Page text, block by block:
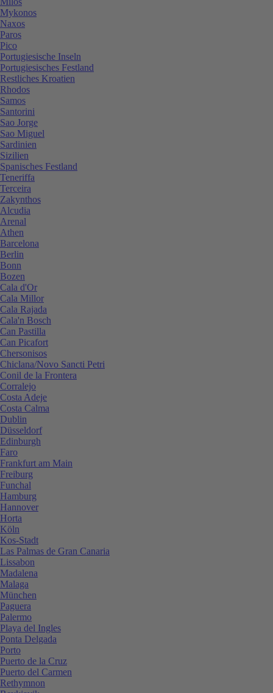
Mykonos
Naxos
Paros
Pico
Portugiesische Inseln
Portugiesisches Festland
Restliches Kroatien
Rhodos
Samos
Santorini
Sao Jorge
Sao Miguel
Sardinien
Sizilien
Spanisches Festland
Teneriffa
Terceira
Zakynthos
Alcudia
Arenal
Athen
Barcelona
Berlin
Bonn
Bozen
Cala d'Or
Cala Millor
Cala Rajada
Cala'n Bosch
Can Pastilla
Can Picafort
Chersonisos
Chiclana/Novo Sancti Petri
Conil de la Frontera
Corralejo
Costa Adeje
Costa Calma
Dublin
Düsseldorf
Edinburgh
Faro
Frankfurt am Main
Freiburg
Funchal
Hamburg
Hannover
Horta
Köln
Kos-Stadt
Las Palmas de Gran Canaria
Lissabon
Madalena
Malaga
München
Paguera
Palermo
Playa del Ingles
Ponta Delgada
Porto
Puerto de la Cruz
Puerto del Carmen
Rethymnon